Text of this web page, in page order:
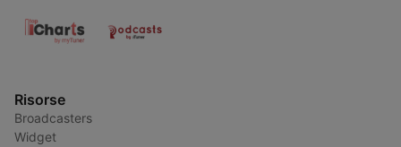
Risorse
Broadcasters
Widget